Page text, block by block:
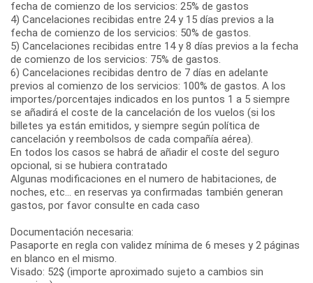
fecha de comienzo de los servicios: 25% de gastos
4) Cancelaciones recibidas entre 24 y 15 días previos a la
fecha de comienzo de los servicios: 50% de gastos.
5) Cancelaciones recibidas entre 14 y 8 días previos a la fecha
de comienzo de los servicios: 75% de gastos.
6) Cancelaciones recibidas dentro de 7 días en adelante
previos al comienzo de los servicios: 100% de gastos. A los
importes/porcentajes indicados en los puntos 1 a 5 siempre
se añadirá el coste de la cancelación de los vuelos (si los
billetes ya están emitidos, y siempre según política de
cancelación y reembolsos de cada compañía aérea).
En todos los casos se habrá de añadir el coste del seguro
opcional, si se hubiera contratado
Algunas modificaciones en el numero de habitaciones, de
noches, etc... en reservas ya confirmadas también generan
gastos, por favor consulte en cada caso
Documentación necesaria:
Pasaporte en regla con validez mínima de 6 meses y 2 páginas
en blanco en el mismo.
Visado: 52$ (importe aproximado sujeto a cambios sin